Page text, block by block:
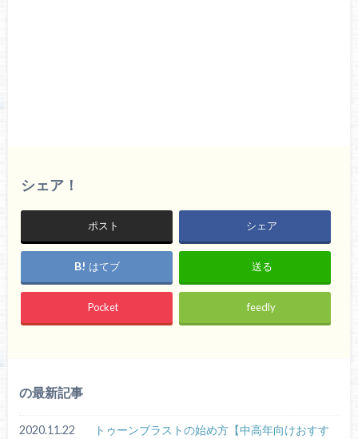
シェア！
ポスト シェア
はてブ 送る
Pocket feedly
の最新記事
2020.11.22
トゥーンブラストの始め方【中高年向けおすす